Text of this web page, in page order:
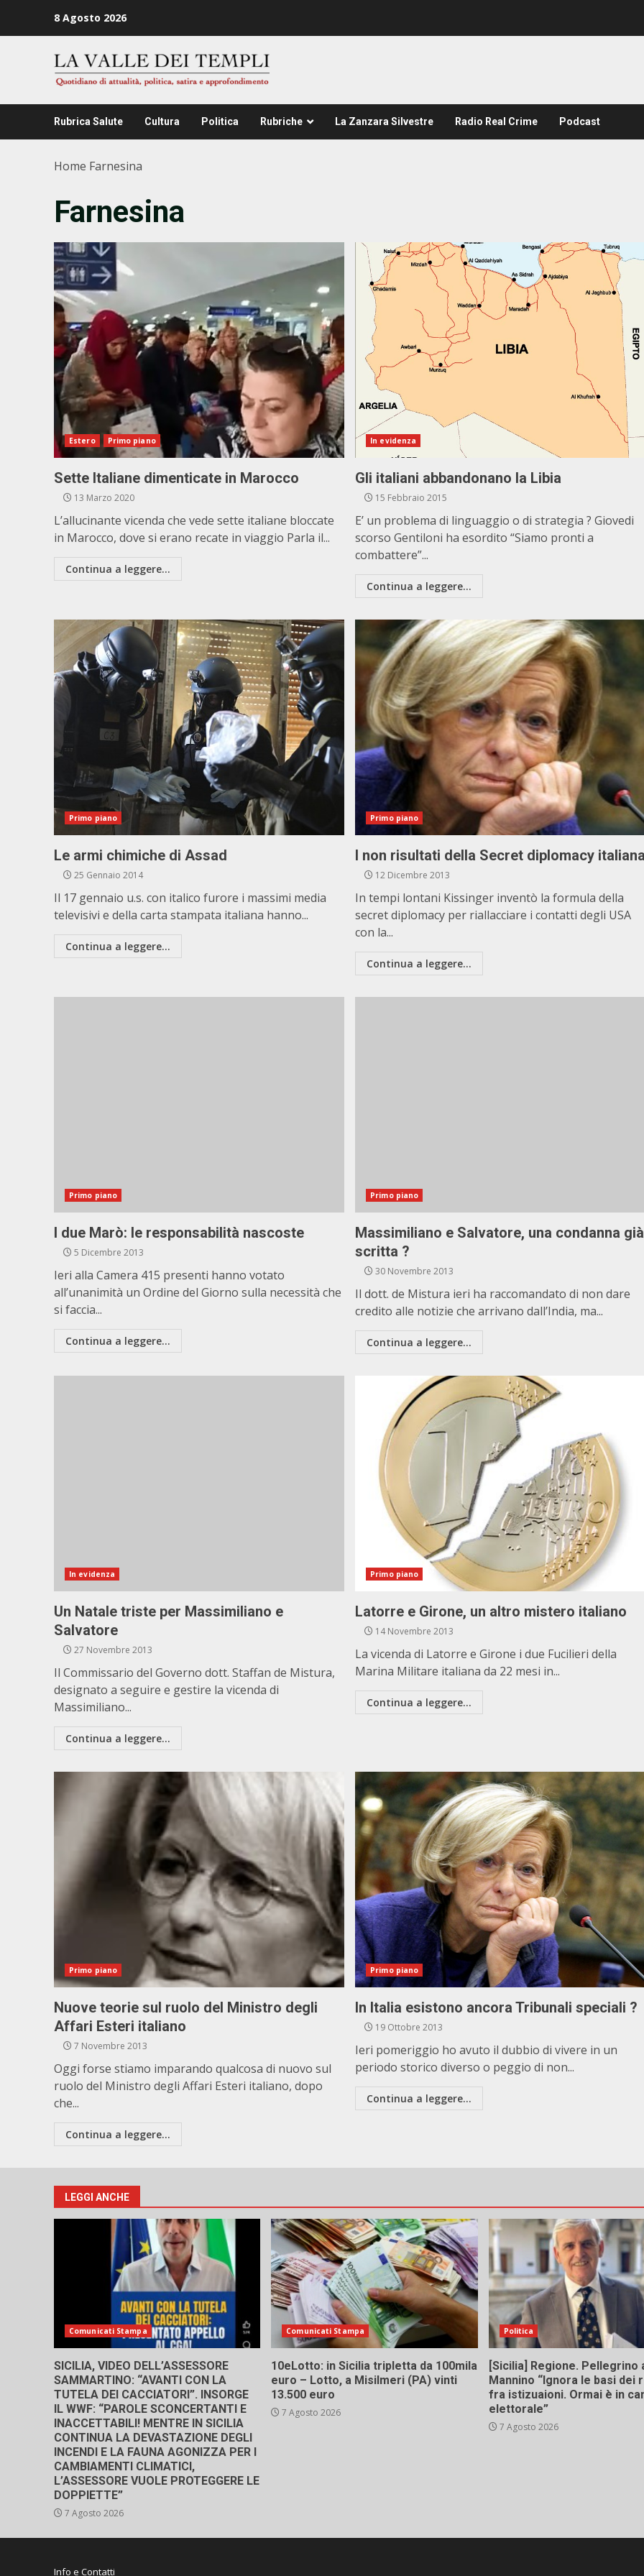
8 Agosto 2026
Rubrica Salute Cultura Politica Rubriche La Zanzara Silvestre Radio Real Crime Podcast
Home Farnesina
Farnesina
Estero Primo piano
Sette Italiane dimenticate in Marocco
13 Marzo 2020
L’allucinante vicenda che vede sette italiane bloccate
in Marocco, dove si erano recate in viaggio Parla il...
Continua a leggere...
In evidenza
Gli italiani abbandonano la Libia
15 Febbraio 2015
E’ un problema di linguaggio o di strategia ? Giovedi
scorso Gentiloni ha esordito “Siamo pronti a
combattere”...
Continua a leggere...
Primo piano
Le armi chimiche di Assad
25 Gennaio 2014
Il 17 gennaio u.s. con italico furore i massimi media
televisivi e della carta stampata italiana hanno...
Continua a leggere...
Primo piano
I non risultati della Secret diplomacy
12 Dicembre 2013
In tempi lontani Kissinger inventò la formula della
secret diplomacy per riallacciare i contatti degli USA
con la...
Continua a leggere...
Primo piano
I due Marò: le responsabilità nascoste
5 Dicembre 2013
Ieri alla Camera 415 presenti hanno votato
all’unanimità un Ordine del Giorno sulla necessità che
si faccia...
Continua a leggere...
Primo piano
Massimiliano e Salvatore, una condanna già
scritta ?
30 Novembre 2013
Il dott. de Mistura ieri ha raccomandato di non dare
credito alle notizie che arrivano dall’India, ma...
Continua a leggere...
In evidenza
Un Natale triste per Massimiliano e
Salvatore
27 Novembre 2013
Il Commissario del Governo dott. Staffan de Mistura,
designato a seguire e gestire la vicenda di
Massimiliano...
Continua a leggere...
Primo piano
Latorre e Girone, un altro mistero italiano
14 Novembre 2013
La vicenda di Latorre e Girone i due Fucilieri della
Marina Militare italiana da 22 mesi in...
Continua a leggere...
Primo piano
Nuove teorie sul ruolo del Ministro degli
Affari Esteri italiano
7 Novembre 2013
Oggi forse stiamo imparando qualcosa di nuovo sul
ruolo del Ministro degli Affari Esteri italiano, dopo
che...
Continua a leggere...
Primo piano
In Italia esistono ancora Tribunali speciali ?
19 Ottobre 2013
Ieri pomeriggio ho avuto il dubbio di vivere in un
periodo storico diverso o peggio di non...
Continua a leggere...
LEGGI ANCHE
Comunicati Stampa
SICILIA, VIDEO DELL’ASSESSORE
SAMMARTINO: “AVANTI CON LA
TUTELA DEI CACCIATORI”. INSORGE
IL WWF: “PAROLE SCONCERTANTI E
INACCETTABILI! MENTRE IN SICILIA
CONTINUA LA DEVASTAZIONE DEGLI
INCENDI E LA FAUNA AGONIZZA PER I
CAMBIAMENTI CLIMATICI,
L’ASSESSORE VUOLE PROTEGGERE LE
DOPPIETTE”
7 Agosto 2026
Comunicati Stampa
10eLotto: in Sicilia tripletta da 100mila
euro – Lotto, a Misilmeri (PA) vinti
13.500 euro
7 Agosto 2026
Politica
[Sicilia] Regione. Pellegrino
Mannino “Ignora le basi dei
fra istizuaioni. Ormai è in
elettorale”
7 Agosto 2026
Info e Contatti